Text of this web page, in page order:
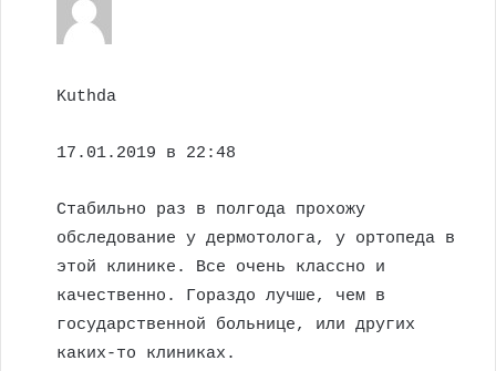
Kuthda
17.01.2019 в 22:48
Стабильно раз в полгода прохожу
обследование у дермотолога, у ортопеда в
этой клинике. Все очень классно и
качественно. Гораздо лучше, чем в
государственной больнице, или других
каких-то клиниках.